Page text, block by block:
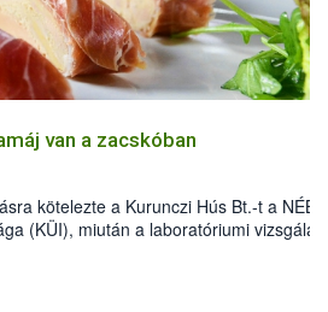
van a zacskóban
kötelezte a Kurunczi Hús Bt.-t a
(KÜI), miután a laboratóriumi
megjelöléssel kacsamájat
és a hazai baromfiágazat védelme
vizsgálta az elmúlt időszakban a